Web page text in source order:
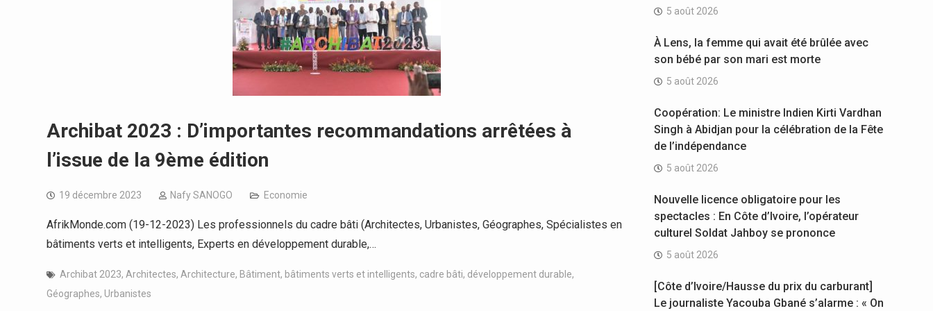
Archibat 2023 : D’importantes recommandations arrêtées à
l’issue de la 9ème édition
19 décembre 2023 Nafy SANOGO Economie
AfrikMonde.com (19-12-2023) Les professionnels du cadre bâti (Architectes, Urbanistes, Géographes, Spécialistes en
bâtiments verts et intelligents, Experts en développement durable,…
Archibat 2023, Architectes, Architecture, Bâtiment, bâtiments verts et intelligents, cadre bâti, développement durable,
Géographes, Urbanistes
5 août 2026
À Lens, la femme qui avait été brûlée avec
son bébé par son mari est morte
5 août 2026
Coopération: Le ministre Indien Kirti Vardhan
Singh à Abidjan pour la célébration de la Fête
de l’indépendance
5 août 2026
Nouvelle licence obligatoire pour les
spectacles : En Côte d’Ivoire, l’opérateur
culturel Soldat Jahboy se prononce
5 août 2026
[Côte d’Ivoire/Hausse du prix du carburant]
Le journaliste Yacouba Gbané s’alarme : « On